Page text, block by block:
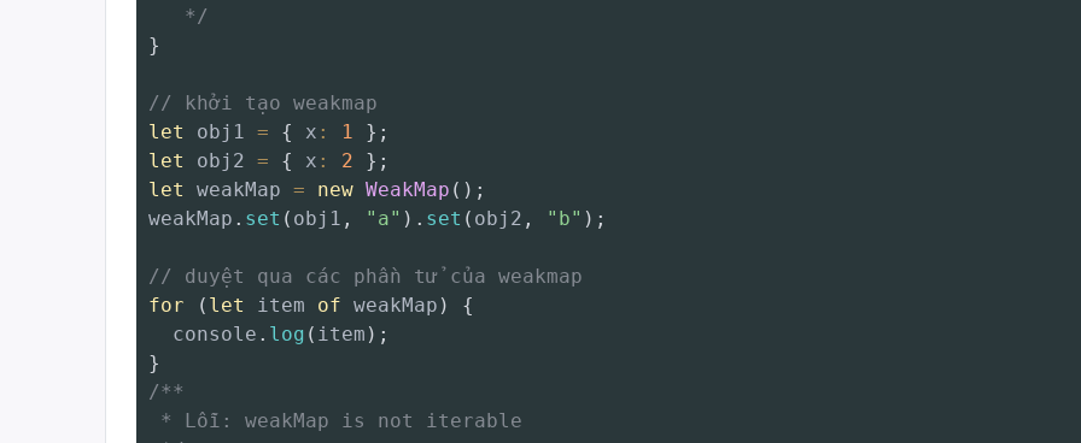
   */
}
// khởi tạo weakmap
let
obj1 = { x : 1 } ;
let
obj2 = { x : 2 } ;
let
weakMap = new WeakMap ( ) ;
weakMap . set ( obj1 , "a" ) . set ( obj2 , "b" ) ;
// duyệt qua các phần tử của weakmap
for
( let item of weakMap )
{
  console
. log ( item ) ;
}
/**
* Lỗi: weakMap is not iterable